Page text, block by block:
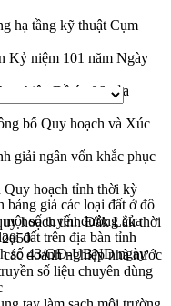
hạ tầng kỹ thuật Cụm
Kỷ niệm 101 năm Ngày
hiện Đề án 06 của
bố Quy hoạch và Xúc
giải ngân vốn khắc phục
hoạch tỉnh thời kỳ
hoạch tỉnh Đắk Lắk thời
doanh nghiệp nhà nước
số liệu chuyên dùng
giá các loại đất ở đô
số tuyến đường của
đất trên địa bàn tỉnh
số 43/QĐ-UBND ngày